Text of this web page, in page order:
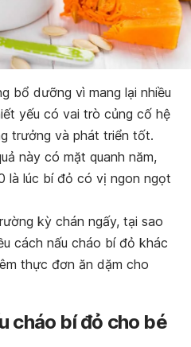
bổ dưỡng vì mang lại nhiều
yếu có vai trò củng cố hệ
trưởng và phát triển tốt.
này có mặt quanh năm,
là lúc bí đỏ có vị ngon ngọt
kỳ chán ngấy, tại sao
cách nấu cháo bí đỏ khác
thực đơn ăn dặm cho
cháo bí đỏ cho bé